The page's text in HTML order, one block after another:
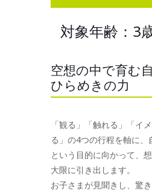
対象年齢：3
空想の中で育む
ひらめきの力
「観る」「触れる」「イ
る」の4つの行程を軸に、
という目的に向かって、
大限に引き出します。
お子さまが見聞きし、驚